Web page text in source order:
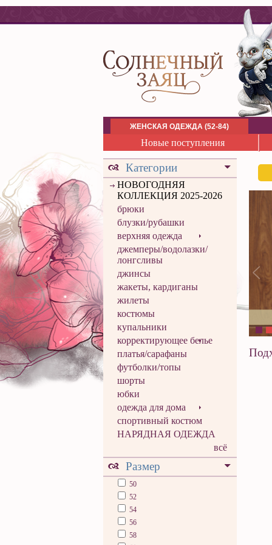
ЖЕНСКАЯ ОДЕЖДА (52-84)
Новые поступления
Категории
НОВОГОДНЯЯ
КОЛЛЕКЦИЯ 2025-2026
брюки
блузки/рубашки
верхняя одежда
джемперы/водолазки/
лонгсливы
джинсы
жакеты, кардиганы
жилеты
костюмы
купальники
корректирующее белье
платья/сарафаны
футболки/топы
шорты
юбки
одежда для дома
спортивный костюм
НАРЯДНАЯ ОДЕЖДА
всё
Размер
50
52
54
56
58